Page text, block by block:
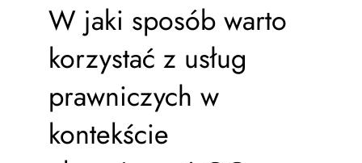
W jaki sposób warto
korzystać z usług
prawniczych w
kontekście